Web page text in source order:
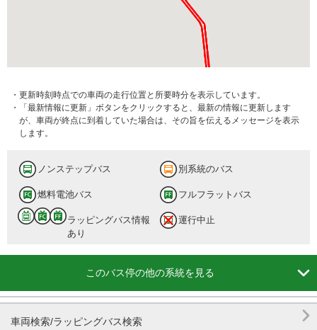
・更新時刻時点での車両の走行位置と所要時分を表示しています。
・「最新情報に更新」ボタンをクリックすると、最新の情報に更新します
が、車両が終点に到着していた場合は、その旨を伝えるメッセージを表示
します。
ノンステップバス 別系統のバス
燃料電池バス フルフラットバス
ラッピングバス情報
あり
運行中止
このバス停の他の系統を見る 
車両検索/ラッピングバス検索 